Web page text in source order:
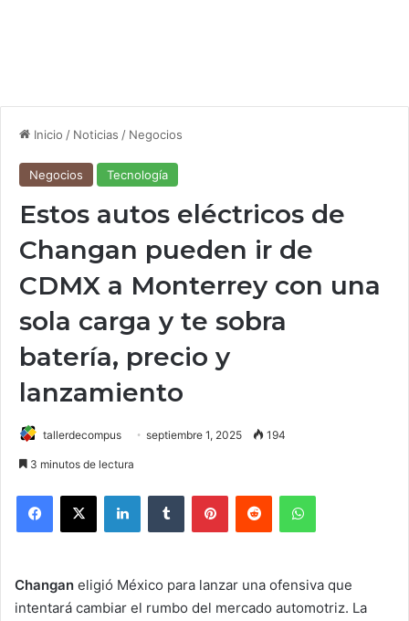
Inicio / Noticias / Negocios
Negocios Tecnología
Estos autos eléctricos de
Changan pueden ir de
CDMX a Monterrey con una
sola carga y te sobra
batería, precio y
lanzamiento
tallerdecompus septiembre 1, 2025 194
3 minutos de lectura
Changan eligió México para lanzar una ofensiva que
intentará cambiar el rumbo del mercado automotriz. La